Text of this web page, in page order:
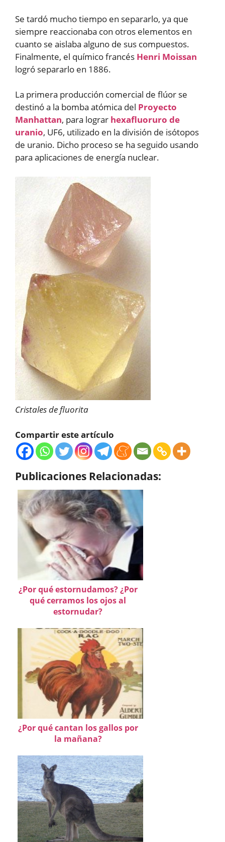
Se tardó mucho tiempo en separarlo, ya que
siempre reaccionaba con otros elementos en
cuanto se aislaba alguno de sus compuestos.
Finalmente, el químico francés Henri Moissan
logró separarlo en 1886.
La primera producción comercial de flúor se
destinó a la bomba atómica del Proyecto
Manhattan, para lograr hexafluoruro de
uranio, UF6, utilizado en la división de isótopos
de uranio. Dicho proceso se ha seguido usando
para aplicaciones de energía nuclear.
Cristales de fluorita
Compartir este artículo
Publicaciones Relacionadas:
¿Por qué estornudamos? ¿Por
qué cerramos los ojos al
estornudar?
¿Por qué cantan los gallos por
la mañana?